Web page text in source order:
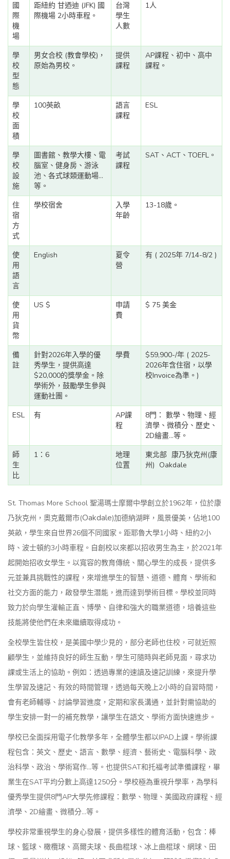
國
際
機
場
距紐約 甘迺迪 (JFK) 國
際機場 2小時車程。
台灣
學生
人數
1人
學
校
型
態
男女合校 (教會學校)，
原始為男校。
提供
課程
AP課程、初中、高中
課程。
學
校
面
積
100英畝
語言
課程
ESL
學
校
設
施
圖書館、教學大樓、電
腦室、健身房、游泳
池、各式球類運動場...
等。
考試
課程
SAT、ACT、TOEFL。
住
宿
方
式
學校宿舍
入學
年齡
13-18歲。
使
用
語
言
English
夏令
營
有 ( 2025年 7/14-8/2 )
使
用
貨
幣
US $
申請
費
$ 75 美金
備
註
針對2026年入學的優
秀學生，提供高達
$20,000的獎學金。除
學術外，鼓勵學生參與
運動社團。
學費
$59,900-/年 ( 2025-
2026年含住宿，以學
校Invoice為準。)
ESL 有
AP課
程
8門： 數學、物理、經
濟學、微積分、歷史、
2D繪畫...等。
師
生
比
1：6
地理
位置
東北部 康乃狄克州(康
州) Oakdale
St. Thomas More School 聖湯瑪士摩爾中學創立於1962年，位於康
乃狄克州，奧克戴爾市(Oakdale)加德納湖畔，風景優美，佔地100
英畝，學生來自世界26個不同國家。距耶魯大學1小時、紐約2小
時、波士頓約3小時車程。自創校以來都以招收男生為主，於2021年
起開始招收女學生。以寬容的教育傳統、關心學生的成長，提供多
元並兼具挑戰性的課程，來增進學生的智慧、道德、體育、學術和
社交方面的能力，啟發學生潛能，進而達到學術目標。學校並同時
致力於向學生灌輸正直、博學、自律和強大的職業道德，培養這些
技能將使他們在未來繼續取得成功。
全校學生皆住校，是美國中學少見的，部分老師也住校，可就近照
顧學生，並維持良好的師生互動，學生可隨時與老師見面，尋求功
課或生活上的協助。例如：透過專業的速讀及速記訓練，來提升學
生學習及速記、有效的時間管理，透過每天晚上2小時的自習時間，
會有老師輔導、討論學習進度，定期和家長溝通，並針對需協助的
學生安排一對一的補充教學，讓學生在語文、學術方面快速進步。
學校已全面採用電子化教學多年，全體學生都以IPAD上課。學術課
程包含：英文、歷史、語言、數學、經濟、藝術史、電腦科學、政
治科學、政治、學術寫作...等。也提供SAT和托福考試準備課程，畢
業生在SAT平均分數上高達1250分。學校極為重視升學率，為學科
優秀學生提供8門AP大學先修課程：數學、物理、美國政府課程、經
濟學、2D繪畫、微積分...等。
學校非常重視學生的身心發展，提供多樣性的體育活動，包含：棒
球、籃球、橄欖球、高爾夫球、長曲棍球、冰上曲棍球、網球、田